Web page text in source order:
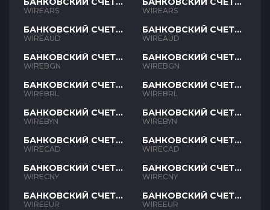
ARS
WIREARS
БАНКОВСКИЙ СЧЕТ
AUD
WIREAUD
БАНКОВСКИЙ СЧЕТ
BGN
WIREBGN
БАНКОВСКИЙ СЧЕТ
BRL
WIREBRL
БАНКОВСКИЙ СЧЕТ
BYN
WIREBYN
БАНКОВСКИЙ СЧЕТ
CAD
WIRECAD
БАНКОВСКИЙ СЧЕТ
CNY
WIRECNY
БАНКОВСКИЙ СЧЕТ
EUR
WIREEUR
ARS
WIREARS
БАНКОВСКИЙ СЧЕТ
AUD
WIREAUD
БАНКОВСКИЙ СЧЕТ
BGN
WIREBGN
БАНКОВСКИЙ СЧЕТ
BRL
WIREBRL
БАНКОВСКИЙ СЧЕТ
BYN
WIREBYN
БАНКОВСКИЙ СЧЕТ
CAD
WIRECAD
БАНКОВСКИЙ СЧЕТ
CNY
WIRECNY
БАНКОВСКИЙ СЧЕТ
EUR
WIREEUR